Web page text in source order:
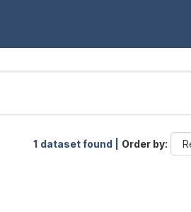
1 dataset found | Order by